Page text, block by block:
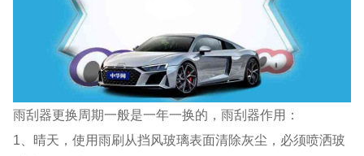
雨刮器更换周期一般是一年一换的，雨刮器作用：
1、晴天，使用雨刷从挡风玻璃表面清除灰尘，必须喷洒玻